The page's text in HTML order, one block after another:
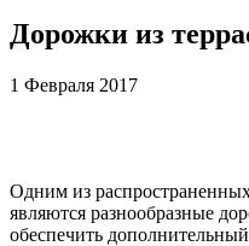
Дорожки из
1 Февраля 2017
Одним из
являются разнообразные
обеспечить